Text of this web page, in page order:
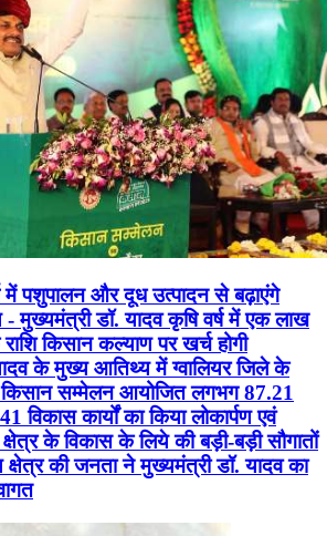
में पशुपालन और दूध उत्पादन से बढ़ाएंगे
मुख्यमंत्री डॉ. यादव कृषि वर्ष में एक लाख
किसान कल्याण पर खर्च होगी
के मुख्य आतिथ्य में ग्वालियर जिले के
सम्मेलन आयोजित लगभग 87.21
विकास कार्यों का किया लोकार्पण एवं
के विकास के लिये की बड़ी-बड़ी सौगातों
की जनता ने मुख्यमंत्री डॉ. यादव का